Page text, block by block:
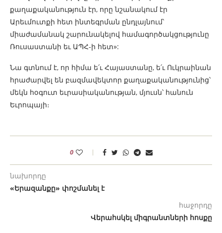
քաղաքականություն էր, որը նշանակում էր
Արեւմուտքի հետ ինտեգրման ընդլայնում՝
միաժամանակ շարունակելով համագործակցությունը
Ռուսաստանի եւ ԱՊՀ-ի հետ»:
Նա գտնում է, որ հիմա ե՛ւ Հայաստանը, ե՛ւ Ուկրաինան
հրաժարվել են բազմավեկտոր քաղաքականությունից՝
մեկն հօգուտ եւրասիականության, մյուսն՝ հանուն
Եւրոպայի։
0
նախորդը
«Երազանքը» փոշմանել է
հաջորդը
Վերահսկել միգրանտների հոսքը